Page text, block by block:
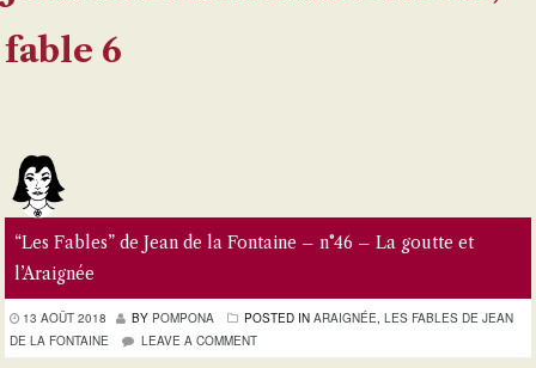
fable 6
“Les Fables” de Jean de la Fontaine – n°46 – La goutte et
l’Araignée
13 AOÛT 2018 BY POMPONA POSTED IN ARAIGNÉE, LES FABLES DE JEAN
DE LA FONTAINE
LEAVE A COMMENT